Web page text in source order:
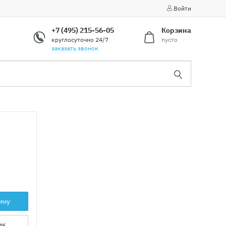
Войти
+7 (495) 215-56-05
круглосуточно 24/7
заказать звонок
Корзина
пусто